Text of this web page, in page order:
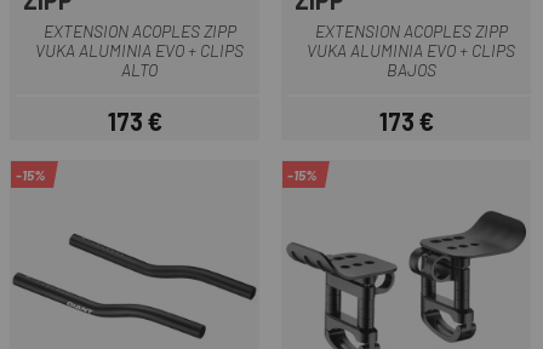
EXTENSION ACOPLES ZIPP
VUKA ALUMINIA EVO + CLIPS
ALTO
Precio
173 €
EXTENSION ACOPLES ZIPP
VUKA ALUMINIA EVO + CLIPS
BAJOS
Precio
173 €
-15% -15%